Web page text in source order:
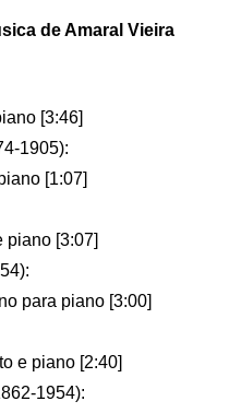
de Amaral Vieira
[3:46]
1905):
[1:07]
piano [3:07]
para piano [3:00]
e piano [2:40]
1954):